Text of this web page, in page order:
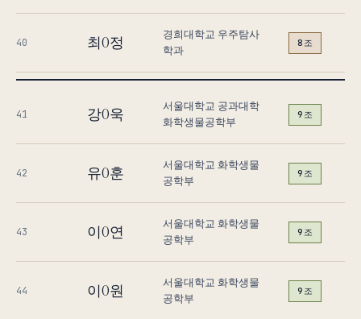
40 최O정
경희대학교 우주탐사
학과
8조
41 강O욱
서울대학교 공과대학
화학생물공학부
9조
42 유O훈
서울대학교 화학생물
공학부
9조
43 이O연
서울대학교 화학생물
공학부
9조
44 이O원
서울대학교 화학생물
공학부
9조